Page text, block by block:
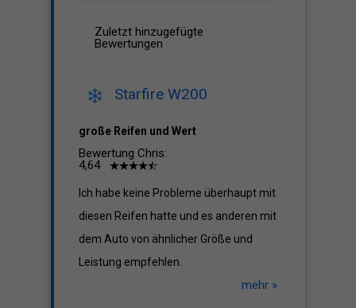
Zuletzt hinzugefügte
Bewertungen
Starfire W200
große Reifen und Wert
Bewertung Chris:
4,64
Ich habe keine Probleme überhaupt mit
diesen Reifen hatte und es anderen mit
dem Auto von ähnlicher Größe und
Leistung empfehlen.
mehr »